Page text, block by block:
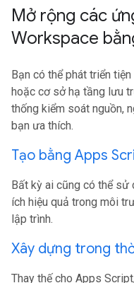
Mở rộng các
Workspace
Bạn có thể phát triển
hoặc cơ sở hạ tầng lưu
thống kiểm soát nguồn,
bạn ưa thích.
Tạo bằng Apps
Bất kỳ ai cũng có thể
ích hiệu quả trong môi
lập trình.
Xây dựng trong
Thay thế cho Apps